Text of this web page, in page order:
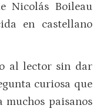
Nicolás Boileau
en castellano
al lector sin dar
curiosa que
muchos paisanos